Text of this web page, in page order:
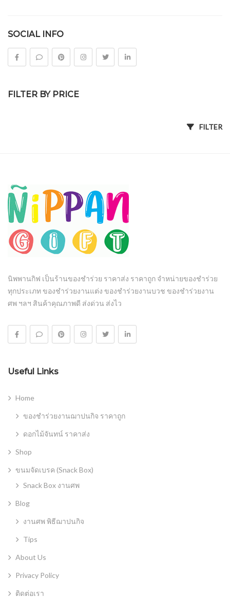
ดอกไม้จันทน์
SOCIAL INFO
FILTER BY PRICE
FILTER
นิพพานกิฟ เป็นร้านของชำร่วย ราคาส่ง ราคาถูก จำหน่ายของชำร่วย
ทุกประเภท ของชำร่วยงานแต่ง ของชำร่วยงานบวช ของชำร่วยงาน
ศพ ฯลฯ สินค้าคุณภาพดี ส่งด่วน ส่งไว
Useful Links
Home
ของชำร่วยงานฌาปนกิจ ราคาถูก
ดอกไม้จันทน์ ราคาส่ง
Shop
ขนมจัดเบรค (Snack Box)
Snack Box งานศพ
Blog
งานศพ พิธีฌาปนกิจ
Tips
About Us
Privacy Policy
ติดต่อเรา